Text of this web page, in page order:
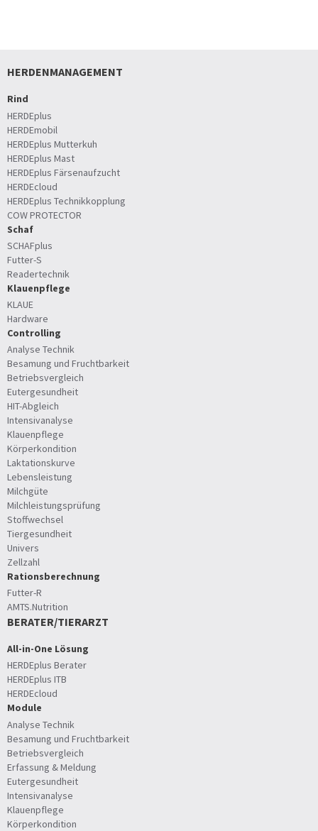
HERDENMANAGEMENT
Rind
HERDEplus
HERDEmobil
HERDEplus Mutterkuh
HERDEplus Mast
HERDEplus Färsenaufzucht
HERDEcloud
HERDEplus Technikkopplung
COW PROTECTOR
Schaf
SCHAFplus
Futter-S
Readertechnik
Klauenpflege
KLAUE
Hardware
Controlling
Analyse Technik
Besamung und Fruchtbarkeit
Betriebsvergleich
Eutergesundheit
HIT-Abgleich
Intensivanalyse
Klauenpflege
Körperkondition
Laktationskurve
Lebensleistung
Milchgüte
Milchleistungsprüfung
Stoffwechsel
Tiergesundheit
Univers
Zellzahl
Rationsberechnung
Futter-R
AMTS.Nutrition
BERATER/TIERARZT
All-in-One Lösung
HERDEplus Berater
HERDEplus ITB
HERDEcloud
Module
Analyse Technik
Besamung und Fruchtbarkeit
Betriebsvergleich
Erfassung & Meldung
Eutergesundheit
Intensivanalyse
Klauenpflege
Körperkondition